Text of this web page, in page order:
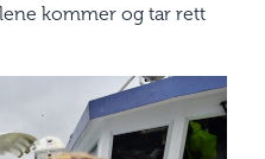
kommer og tar rett